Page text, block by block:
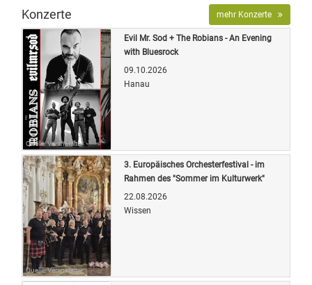
Konzerte mehr Konzerte
Quelle: Veranstalter
Evil Mr. Sod + The Robians - An Evening
with Bluesrock
09.10.2026
Hanau
Quelle: Veranstalter
3. Europäisches Orchesterfestival - im
Rahmen des "Sommer im Kulturwerk"
22.08.2026
Wissen